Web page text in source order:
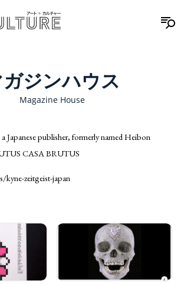
ジンハウス
Magazine House
Japanese publisher, formerly named Heibon
CASA BRUTUS
kyne-zeitgeist-japan